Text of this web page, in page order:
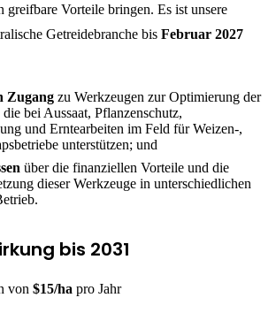
Vorteile bringen. Es ist unsere
Getreidebranche bis Februar 2027
Zugang zu Werkzeugen zur Optimierung der
bei Aussaat, Pflanzenschutz,
und Erntearbeiten im Feld für Weizen-,
unterstützen; und
über die finanziellen Vorteile und die
dieser Werkzeuge in unterschiedlichen
bis 2031
von $15/ha pro Jahr